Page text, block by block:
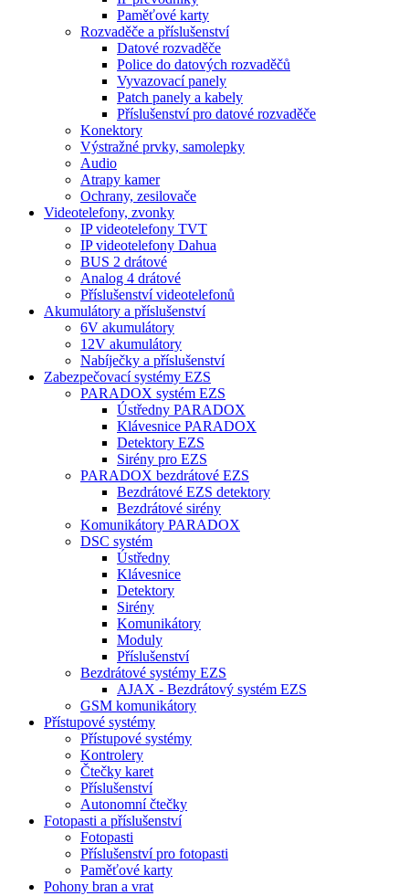
Paměťové karty
Rozvaděče a příslušenství
Datové rozvaděče
Police do datových rozvaděčů
Vyvazovací panely
Patch panely a kabely
Příslušenství pro datové rozvaděče
Konektory
Výstražné prvky, samolepky
Audio
Atrapy kamer
Ochrany, zesilovače
Videotelefony, zvonky
IP videotelefony TVT
IP videotelefony Dahua
BUS 2 drátové
Analog 4 drátové
Příslušenství videotelefonů
Akumulátory a příslušenství
6V akumulátory
12V akumulátory
Nabíječky a příslušenství
Zabezpečovací systémy EZS
PARADOX systém EZS
Ústředny PARADOX
Klávesnice PARADOX
Detektory EZS
Sirény pro EZS
PARADOX bezdrátové EZS
Bezdrátové EZS detektory
Bezdrátové sirény
Komunikátory PARADOX
DSC systém
Ústředny
Klávesnice
Detektory
Sirény
Komunikátory
Moduly
Příslušenství
Bezdrátové systémy EZS
AJAX - Bezdrátový systém EZS
GSM komunikátory
Přístupové systémy
Přístupové systémy
Kontrolery
Čtečky karet
Příslušenství
Autonomní čtečky
Fotopasti a příslušenství
Fotopasti
Příslušenství pro fotopasti
Paměťové karty
Pohony bran a vrat